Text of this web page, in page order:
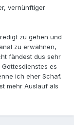
vernünftiger
zu gehen und
zu erwähnen,
fändest dus sehr
es
ich eher Schaf.
mehr Auslauf als